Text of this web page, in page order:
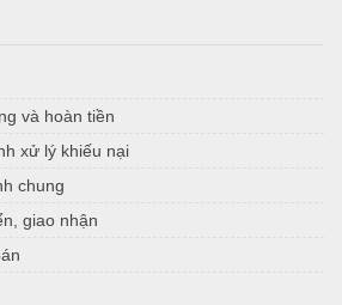
và hoàn tiền
xử lý khiếu nại
chung
giao nhận